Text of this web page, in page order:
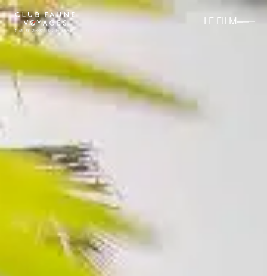
LE FILM